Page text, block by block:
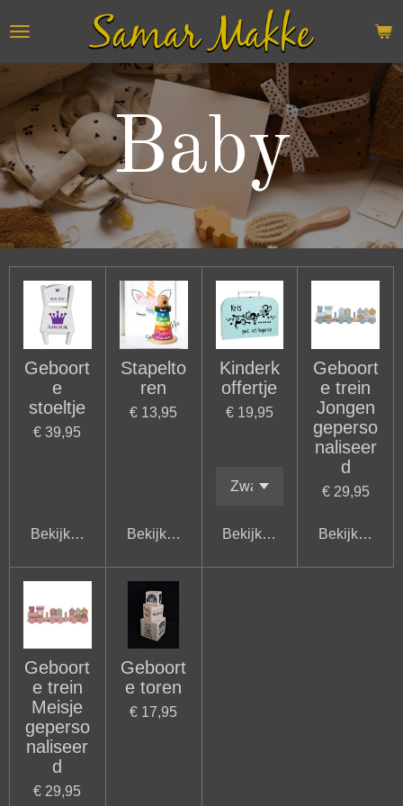
direct
naar
hoofdinhoud
Baby
Geboort
e
stoeltje
€ 39,95
Bekijk details
Stapelto
ren
€ 13,95
Bekijk details
Kinderk
offertje
€ 19,95
Bekijk details
Geboort
e trein
Jongen
geperso
naliseer
d
€ 29,95
Bekijk
Geboort
e trein
Meisje
geperso
naliseer
d
€ 29,95
Geboort
e toren
€ 17,95